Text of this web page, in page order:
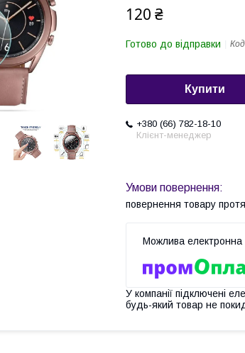
120 ₴
Готово до відправки
Купити
+380 (66) 782-18-10
Клієнт-менеджер
повернення товару
У компанії підключені
будь-який товар не